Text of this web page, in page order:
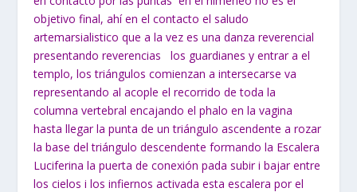
objetivo final, ahí en el contacto el saludo
artemarsialistico que a la vez es una danza reverencial
presentando reverencias los guardianes y entrar a el
templo, los triángulos comienzan a intersecarse va
representando al acople el recorrido de toda la
columna vertebral encajando el phalo en la vagina
hasta llegar la punta de un triángulo ascendente a rozar
la base del triángulo descendente formando la Escalera
Luciferina la puerta de conexión pada subir i bajar entre
los cielos i los infiernos activada esta escalera por el